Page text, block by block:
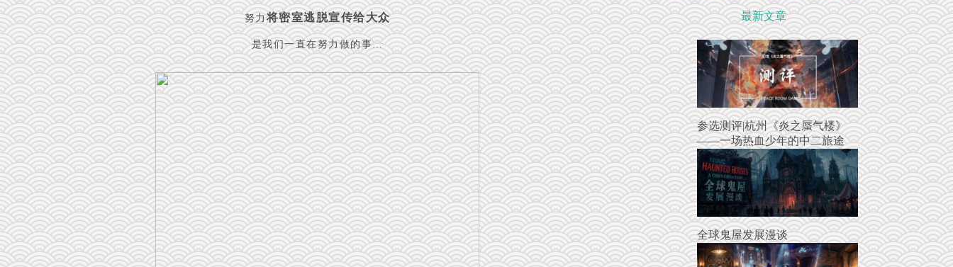
努力将密室逃脱宣传给大众
是我们一直在努力做的事…
最新文章
参选测评|杭州《炎之蜃气楼》
——一场热血少年的中二旅途
全球鬼屋发展漫谈